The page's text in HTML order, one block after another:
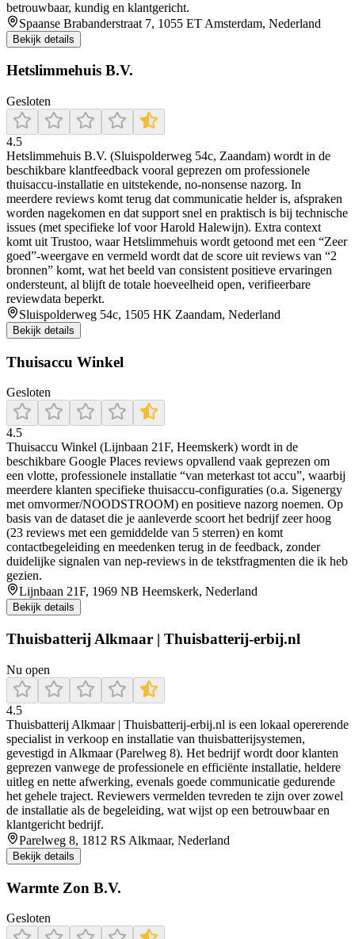
betrouwbaar, kundig en klantgericht.
Spaanse Brabanderstraat 7, 1055 ET Amsterdam, Nederland
Bekijk details
Hetslimmehuis B.V.
Gesloten
4.5
Hetslimmehuis B.V. (Sluispolderweg 54c, Zaandam) wordt in de
beschikbare klantfeedback vooral geprezen om professionele
thuisaccu-installatie en uitstekende, no-nonsense nazorg. In
meerdere reviews komt terug dat communicatie helder is, afspraken
worden nagekomen en dat support snel en praktisch is bij technische
issues (met specifieke lof voor Harold Halewijn). Extra context
komt uit Trustoo, waar Hetslimmehuis wordt getoond met een “Zeer
goed”-weergave en vermeld wordt dat de score uit reviews van “2
bronnen” komt, wat het beeld van consistent positieve ervaringen
ondersteunt, al blijft de totale hoeveelheid open, verifieerbare
reviewdata beperkt.
Sluispolderweg 54c, 1505 HK Zaandam, Nederland
Bekijk details
Thuisaccu Winkel
Gesloten
4.5
Thuisaccu Winkel (Lijnbaan 21F, Heemskerk) wordt in de
beschikbare Google Places reviews opvallend vaak geprezen om
een vlotte, professionele installatie “van meterkast tot accu”, waarbij
meerdere klanten specifieke thuisaccu-configuraties (o.a. Sigenergy
met omvormer/NOODSTROOM) en positieve nazorg noemen. Op
basis van de dataset die je aanleverde scoort het bedrijf zeer hoog
(23 reviews met een gemiddelde van 5 sterren) en komt
contactbegeleiding en meedenken terug in de feedback, zonder
duidelijke signalen van nep-reviews in de tekstfragmenten die ik heb
gezien.
Lijnbaan 21F, 1969 NB Heemskerk, Nederland
Bekijk details
Thuisbatterij Alkmaar | Thuisbatterij-erbij.nl
Nu open
4.5
Thuisbatterij Alkmaar | Thuisbatterij‑erbij.nl is een lokaal opererende
specialist in verkoop en installatie van thuisbatterijsystemen,
gevestigd in Alkmaar (Parelweg 8). Het bedrijf wordt door klanten
geprezen vanwege de professionele en efficiënte installatie, heldere
uitleg en nette afwerking, evenals goede communicatie gedurende
het gehele traject. Reviewers vermelden tevreden te zijn over zowel
de installatie als de begeleiding, wat wijst op een betrouwbaar en
klantgericht bedrijf.
Parelweg 8, 1812 RS Alkmaar, Nederland
Bekijk details
Warmte Zon B.V.
Gesloten